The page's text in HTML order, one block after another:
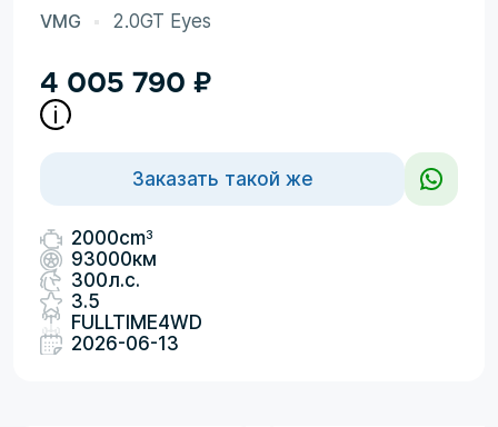
VMG 2.0GT Eyes
4 005 790 ₽
Заказать такой же
2000cm3
93000км
300л.с.
3.5
FULLTIME4WD
2026-06-13